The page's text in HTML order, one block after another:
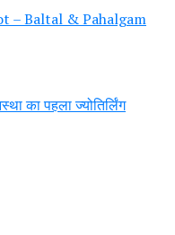
– Baltal & Pahalgam
का पहला ज्योतिर्लिंग